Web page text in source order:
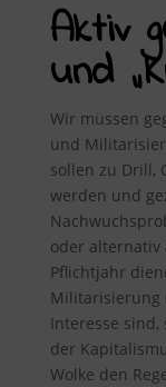
Aktiv
und
Wir müssen
und
sollen zu Drill,
werden und
oder
Pflichtjahr
Militarisierung
Interesse sind,
der
Wolke den